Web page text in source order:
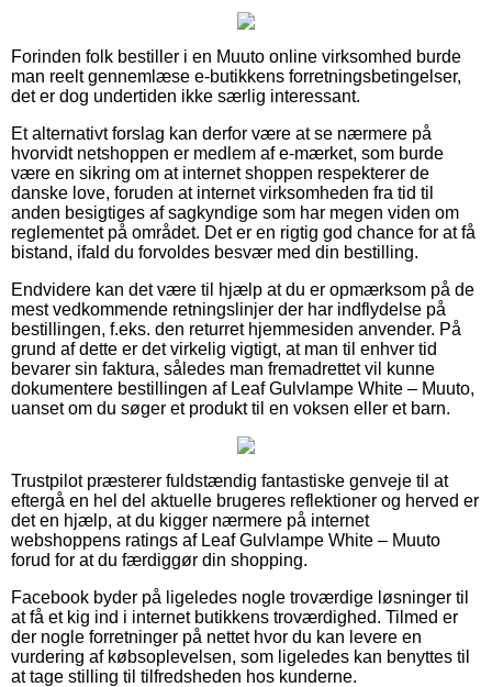
Forinden folk bestiller i en Muuto online virksomhed burde
man reelt gennemlæse e-butikkens forretningsbetingelser,
det er dog undertiden ikke særlig interessant.
Et alternativt forslag kan derfor være at se nærmere på
hvorvidt netshoppen er medlem af e-mærket, som burde
være en sikring om at internet shoppen respekterer de
danske love, foruden at internet virksomheden fra tid til
anden besigtiges af sagkyndige som har megen viden om
reglementet på området. Det er en rigtig god chance for at få
bistand, ifald du forvoldes besvær med din bestilling.
Endvidere kan det være til hjælp at du er opmærksom på de
mest vedkommende retningslinjer der har indflydelse på
bestillingen, f.eks. den returret hjemmesiden anvender. På
grund af dette er det virkelig vigtigt, at man til enhver tid
bevarer sin faktura, således man fremadrettet vil kunne
dokumentere bestillingen af Leaf Gulvlampe White – Muuto,
uanset om du søger et produkt til en voksen eller et barn.
Trustpilot præsterer fuldstændig fantastiske genveje til at
eftergå en hel del aktuelle brugeres reflektioner og herved er
det en hjælp, at du kigger nærmere på internet
webshoppens ratings af Leaf Gulvlampe White – Muuto
forud for at du færdiggør din shopping.
Facebook byder på ligeledes nogle troværdige løsninger til
at få et kig ind i internet butikkens troværdighed. Tilmed er
der nogle forretninger på nettet hvor du kan levere en
vurdering af købsoplevelsen, som ligeledes kan benyttes til
at tage stilling til tilfredsheden hos kunderne.